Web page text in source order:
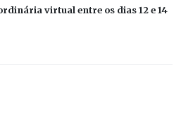
virtual entre os dias 12 e 14